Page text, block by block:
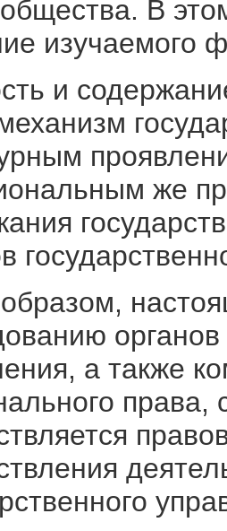
В
изучаемого
и
же
органов
а также
права,